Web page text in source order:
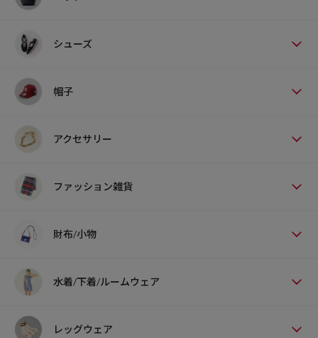
シューズ
帽子
アクセサリー
ファッション雑貨
財布/小物
水着/下着/ルームウェア
レッグウェア